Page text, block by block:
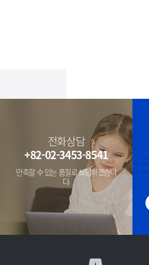
전화상담
+82-02-3453-8541
만족할 수 있는 품질로 보답하겠습니
다.